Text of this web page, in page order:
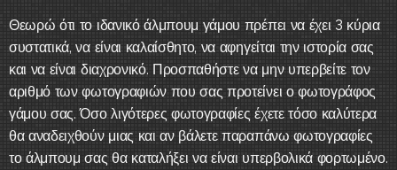
Θεωρώ ότι το ιδανικό άλμπουμ γάμου πρέπει να έχει 3 κύρια
συστατικά, να είναι καλαίσθητο, να αφηγείται την ιστορία σας
και να είναι διαχρονικό. Προσπαθήστε να μην υπερβείτε τον
αριθμό των φωτογραφιών που σας προτείνει ο φωτογράφος
γάμου σας. Όσο λιγότερες φωτογραφίες έχετε τόσο καλύτερα
θα αναδειχθούν μιας και αν βάλετε παραπάνω φωτογραφίες
το άλμπουμ σας θα καταλήξει να είναι υπερβολικά φορτωμένο.